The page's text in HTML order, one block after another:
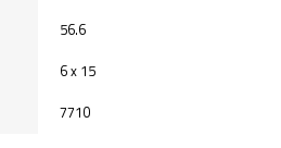
56.6
6 x 15
7710